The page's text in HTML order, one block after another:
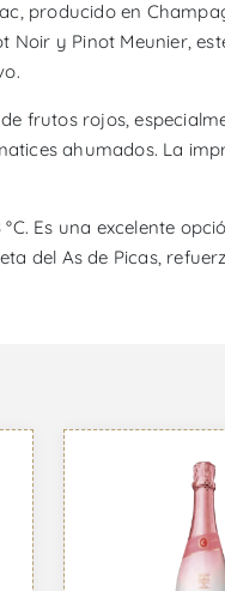
producido en
y Pinot Meunier,
frutos rojos,
ahumados. La
Es una excelente
del As de Picas,